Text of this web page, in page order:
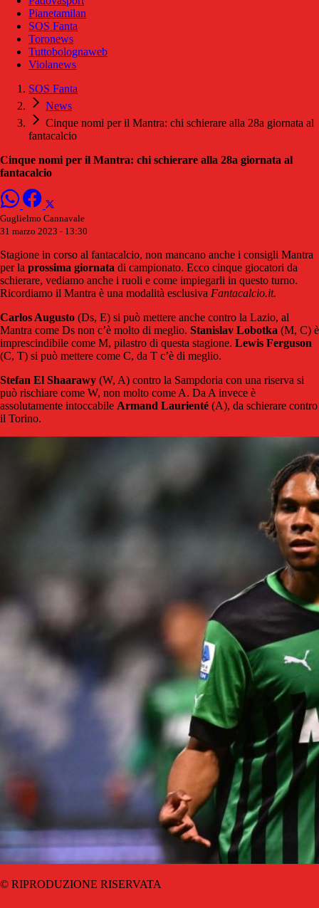
Pianetamilan
SOS Fanta
Toronews
Tuttobolognaweb
Violanews
SOS Fanta
News
Cinque nomi per il Mantra: chi schierare alla 28a giornata al
fantacalcio
Cinque nomi per il Mantra: chi schierare alla 28a giornata al
fantacalcio
Guglielmo Cannavale
31 marzo 2023 - 13:30
Stagione in corso al fantacalcio, non mancano anche i consigli Mantra
per la prossima giornata di campionato. Ecco cinque giocatori da
schierare, vediamo anche i ruoli e come impiegarli in questo turno.
Ricordiamo il Mantra è una modalità esclusiva Fantacalcio.it.
Carlos Augusto (Ds, E) si può mettere anche contro la Lazio, al
Mantra come Ds non c’è molto di meglio. Stanislav Lobotka (M, C) è
imprescindibile come M, pilastro di questa stagione. Lewis Ferguson
(C, T) si può mettere come C, da T c’è di meglio.
Stefan El Shaarawy (W, A) contro la Sampdoria con una riserva si
può rischiare come W, non molto come A. Da A invece è
assolutamente intoccabile Armand Laurienté (A), da schierare contro
il Torino.
© RIPRODUZIONE RISERVATA